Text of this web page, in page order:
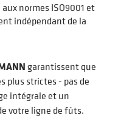
normes ISO9001 et
indépendant de la
garantissent que
plus strictes - pas de
intégrale et un
votre ligne de fûts.